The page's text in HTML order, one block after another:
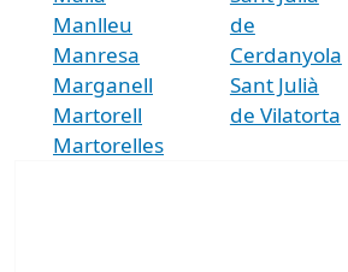
Manlleu
Manresa
Marganell
Martorell
Martorelles
de
Cerdanyola
Sant Julià
de Vilatorta